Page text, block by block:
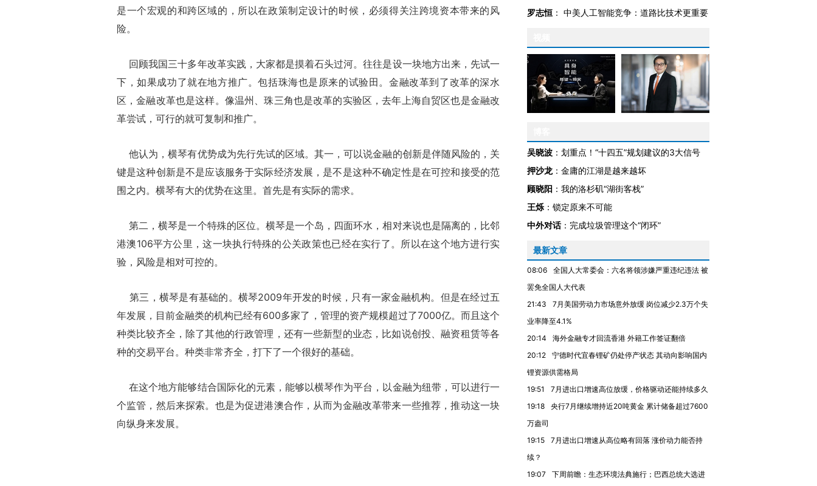
是一个宏观的和跨区域的，所以在政策制定设计的时候，必须得关注跨境资本带来的风
险。
回顾我国三十多年改革实践，大家都是摸着石头过河。往往是设一块地方出来，先试一
下，如果成功了就在地方推广。包括珠海也是原来的试验田。金融改革到了改革的深水
区，金融改革也是这样。像温州、珠三角也是改革的实验区，去年上海自贸区也是金融改
革尝试，可行的就可复制和推广。
他认为，横琴有优势成为先行先试的区域。其一，可以说金融的创新是伴随风险的，关
键是这种创新是不是应该服务于实际经济发展，是不是这种不确定性是在可控和接受的范
围之内。横琴有大的优势在这里。首先是有实际的需求。
第二，横琴是一个特殊的区位。横琴是一个岛，四面环水，相对来说也是隔离的，比邻
港澳106平方公里，这一块执行特殊的公关政策也已经在实行了。所以在这个地方进行实
验，风险是相对可控的。
第三，横琴是有基础的。横琴2009年开发的时候，只有一家金融机构。但是在经过五
年发展，目前金融类的机构已经有600多家了，管理的资产规模超过了7000亿。而且这个
种类比较齐全，除了其他的行政管理，还有一些新型的业态，比如说创投、融资租赁等各
种的交易平台。种类非常齐全，打下了一个很好的基础。
在这个地方能够结合国际化的元素，能够以横琴作为平台，以金融为纽带，可以进行一
个监管，然后来探索。也是为促进港澳合作，从而为金融改革带来一些推荐，推动这一块
向纵身来发展。
罗志恒 ： 中美人工智能竞争：道路比技术更重要
吴晓波 ： 划重点！“十四五”规划建议的3大信号
押沙龙 ： 金庸的江湖是越来越坏
顾晓阳 ： 我的洛杉矶“湖街客栈”
王烁 ： 锁定原来不可能
中外对话： 完成垃圾管理这个“闭环”
最新文章
08:06
全国人大常委会：六名将领涉嫌严重违纪违法 被
罢免全国人大代表
21:43
7月美国劳动力市场意外放缓 岗位减少2.3万个失
业率降至4.1%
20:14
海外金融专才回流香港 外籍工作签证翻倍
20:12
宁德时代宜春锂矿仍处停产状态 其动向影响国内
锂资源供需格局
19:51
7月进出口增速高位放缓，价格驱动还能持续多久
19:18
央行7月继续增持近20吨黄金 累计储备超过7600
万盎司
19:15
7月进出口增速从高位略有回落 涨价动力能否持
续？
19:07
下周前瞻：生态环境法典施行；巴西总统大选进